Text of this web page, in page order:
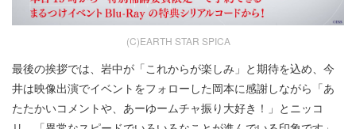
(C)EARTH STAR SPICA
最後の挨拶では、岩中が「これからが楽しみ」と期待を込め、今
井は映像出演でイベントをフォローした岡本に感謝しながら「あ
たたかいコメントや、あーゆームチャ振り大好き！」とニッコ